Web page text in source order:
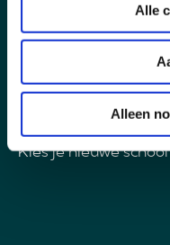
Alle
Alleen
Kies je nieuwe school